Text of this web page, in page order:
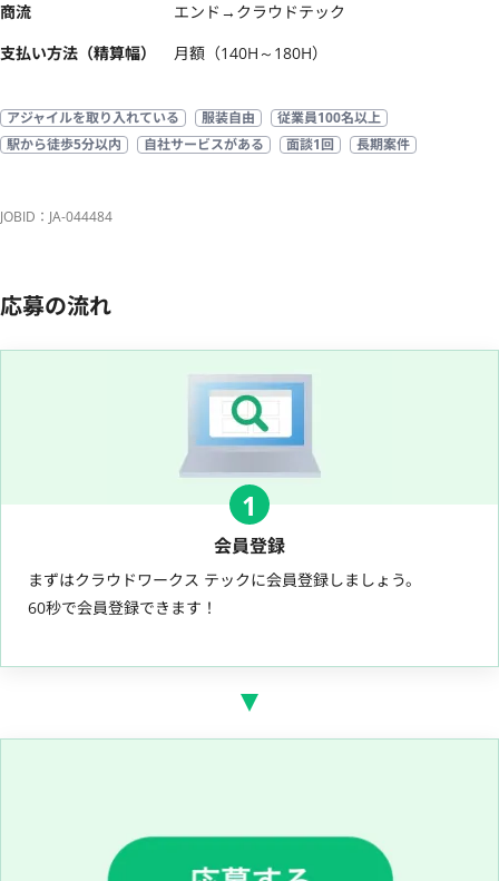
商流
エンド→クラウドテック
支払い方法（精算幅）
月額（140H～180H）
アジャイルを取り入れている 服装自由
従業員100名以上
駅から徒歩5分以内
自社サービスがある 面談1回 長期案件
JOBID：JA-044484
応募の流れ
1
会員登録
まずはクラウドワークス テックに会員登録しましょう。
60秒で会員登録できます！